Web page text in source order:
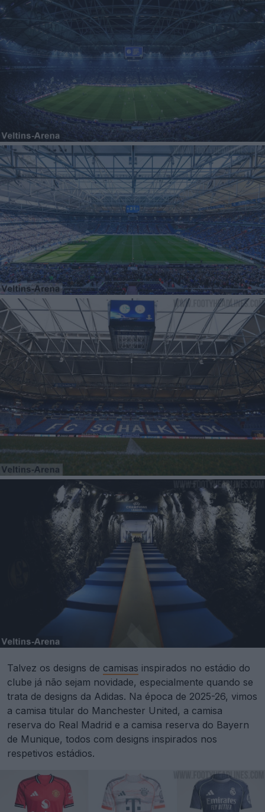
Talvez os designs de camisas inspirados no estádio do
clube já não sejam novidade, especialmente quando se
trata de designs da Adidas. Na época de 2025-26, vimos
a camisa titular do Manchester United, a camisa
reserva do Real Madrid e a camisa reserva do Bayern
de Munique, todos com designs inspirados nos
respetivos estádios.